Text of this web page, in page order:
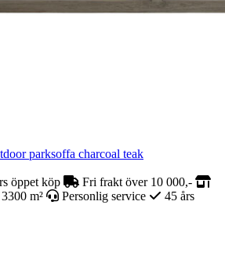
parksoffa charcoal teak
öppet köp
Fri frakt över 10 000,-
m²
Personlig service
45 års